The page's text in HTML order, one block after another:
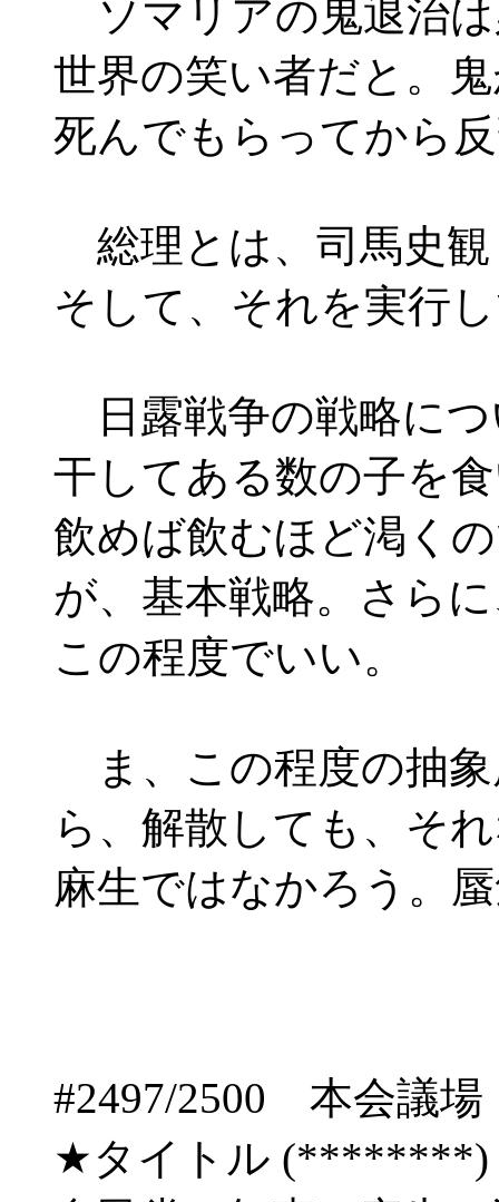
ソマリアの鬼退治は
世界の笑い者だと。
死んでもらってから
総理とは、司馬史観
そして、それを実行
日露戦争の戦略につ
干してある数の子を
飲めば飲むほど渇く
が、基本戦略。さら
この程度でいい。
ま、この程度の抽象
ら、解散しても、そ
麻生ではなかろう。
#2497/2500 本会議
★タイトル (********)